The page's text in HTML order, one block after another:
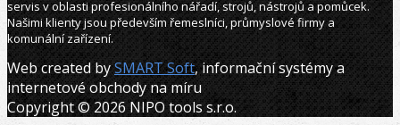
servis v oblasti profesionálního nářadí, strojů, nástrojů a pomůcek.
Našimi klienty jsou především řemeslníci, průmyslové firmy a
komunální zařízení.
Web created bySMART Soft, informační systémy a
internetové obchody na míru
Copyright © 2026 NIPO tools s.r.o.